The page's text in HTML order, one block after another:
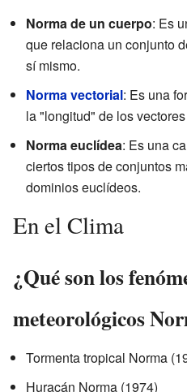
Norma de un cuerpo: Es
que relaciona un conjunto
sí mismo.
Norma vectorial: Es una
la "longitud" de los
Norma euclídea: Es una
ciertos tipos de conjuntos
dominios euclídeos.
En el Clima
¿Qué son los
meteorológicos
Tormenta tropical Norma
Huracán Norma (1974)